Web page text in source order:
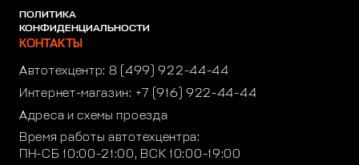
ПОЛИТИКА
КОНФИДЕНЦИАЛЬНОСТИ
КОНТАКТЫ
Автотехцентр: 8 (499) 922-44-44
Интернет-магазин: +7 (916) 922-44-44
Адреса и схемы проезда
Время работы автотехцентра:
ПН-СБ 10:00-21:00, ВСК 10:00-19:00